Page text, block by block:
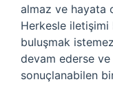
almaz ve hayata
Herkesle
buluşmak
devam ederse
sonuçlanabilen